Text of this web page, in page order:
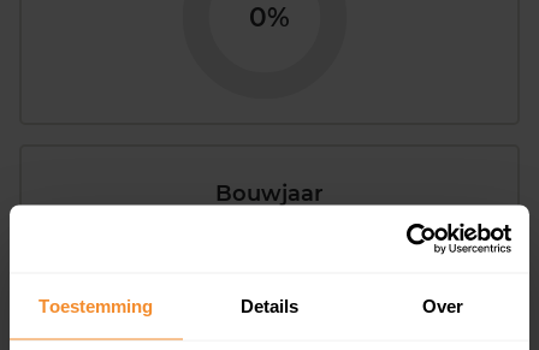
Toestemming Details Over
0%
Bouwjaar